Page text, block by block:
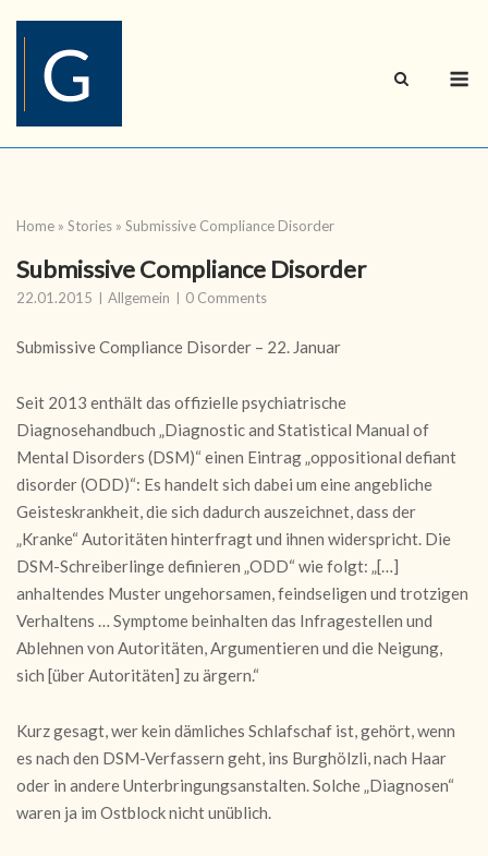
content
Home » Stories » Submissive Compliance Disorder
Submissive Compliance Disorder
22.01.2015 Allgemein 0 Comments
Submissive Compliance Disorder – 22. Januar
Seit 2013 enthält das offizielle psychiatrische
Diagnosehandbuch „Diagnostic and Statistical Manual of
Mental Disorders (DSM)“ einen Eintrag „oppositional defiant
disorder (ODD)“: Es handelt sich dabei um eine angebliche
Geisteskrankheit, die sich dadurch auszeichnet, dass der
„Kranke“ Autoritäten hinterfragt und ihnen widerspricht. Die
DSM-Schreiberlinge definieren „ODD“ wie folgt: „[…]
anhaltendes Muster ungehorsamen, feindseligen und trotzigen
Verhaltens … Symptome beinhalten das Infragestellen und
Ablehnen von Autoritäten, Argumentieren und die Neigung,
sich [über Autoritäten] zu ärgern.“
Kurz gesagt, wer kein dämliches Schlafschaf ist, gehört, wenn
es nach den DSM-Verfassern geht, ins Burghölzli, nach Haar
oder in andere Unterbringungsanstalten. Solche „Diagnosen“
waren ja im Ostblock nicht unüblich.